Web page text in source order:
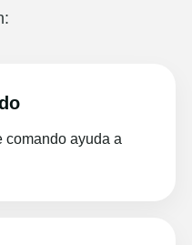
comando ayuda a